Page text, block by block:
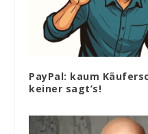
PayPal: kaum
keiner sagt’s!